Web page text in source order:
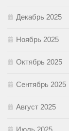
Декабрь 2025
Ноябрь 2025
Октябрь 2025
Сентябрь 2025
Август 2025